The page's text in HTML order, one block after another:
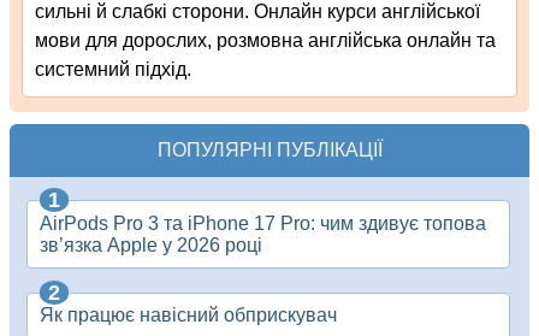
сильні й слабкі сторони. Онлайн курси англійської
мови для дорослих, розмовна англійська онлайн та
системний підхід.
ПОПУЛЯРНІ ПУБЛІКАЦІЇ
AirPods Pro 3 та iPhone 17 Pro: чим здивує топова
зв’язка Apple у 2026 році
Як працює навісний обприскувач